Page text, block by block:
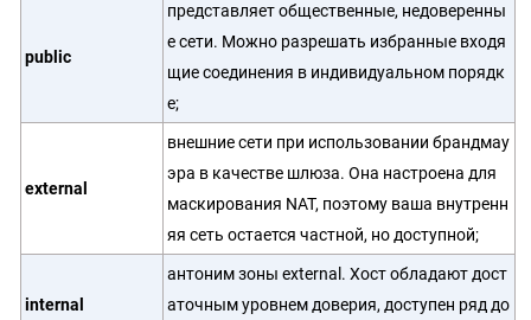
public
представляет общественные, недоверенны
е сети. Можно разрешать избранные входя
щие соединения в индивидуальном порядк
е;
external
внешние сети при использовании брандмау
эра в качестве шлюза. Она настроена для
маскирования NAT, поэтому ваша внутренн
яя сеть остается частной, но доступной;
internal
антоним зоны external. Хост обладают дост
аточным уровнем доверия, доступен ряд до